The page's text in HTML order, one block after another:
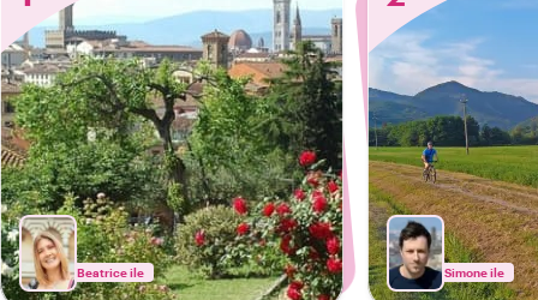
Beatrice ile Simone ile